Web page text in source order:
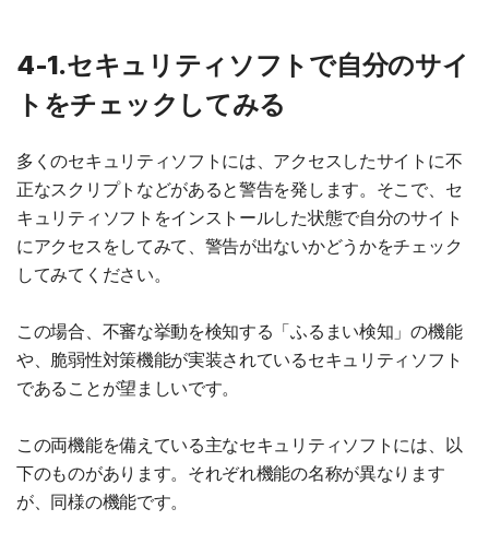
4-1.セキュリティソフトで自分のサイ
トをチェックしてみる
多くのセキュリティソフトには、アクセスしたサイトに不
正なスクリプトなどがあると警告を発します。そこで、セ
キュリティソフトをインストールした状態で自分のサイト
にアクセスをしてみて、警告が出ないかどうかをチェック
してみてください。
この場合、不審な挙動を検知する「ふるまい検知」の機能
や、脆弱性対策機能が実装されているセキュリティソフト
であることが望ましいです。
この両機能を備えている主なセキュリティソフトには、以
下のものがあります。それぞれ機能の名称が異なります
が、同様の機能です。